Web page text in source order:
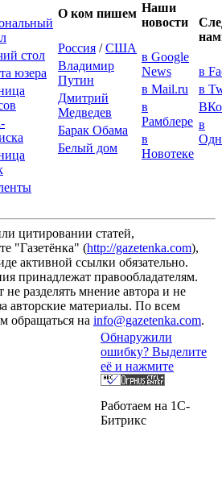
стол
юзера
О ком пишем
Россия /США
Владимир
Путин
Дмитрий
Медведев
Барак Обама
Белый дом
Наши
новости
в Google
News
в Mail.ru
в
Рамблере
в
Новотеке
в
в
в
цитировании статей,
"Газетёнка" (http://gazetenka.com),
активной ссылки обязательно.
принадлежат правообладателям.
разделять мнение автора и не
авторские материалы. По всем
обращаться на info@gazetenka.com.
Обнаружили
ошибку? Выделите
её и нажмите
Работаем на 1C-
Битрикс